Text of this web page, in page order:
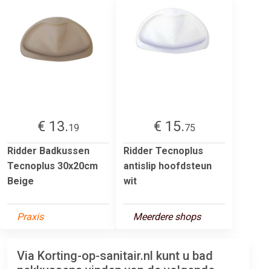
€ 13.19
Ridder Badkussen
Tecnoplus 30x20cm
Beige
Praxis
€ 15.75
Ridder Tecnoplus
antislip hoofdsteun
wit
Meerdere shops
Via Korting-op-sanitair.nl kunt u bad